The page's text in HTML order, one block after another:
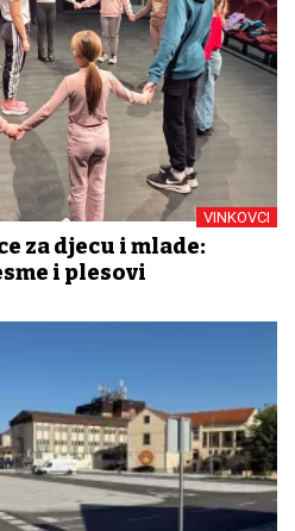
VINKOVCI
za djecu i mlade:
i plesovi